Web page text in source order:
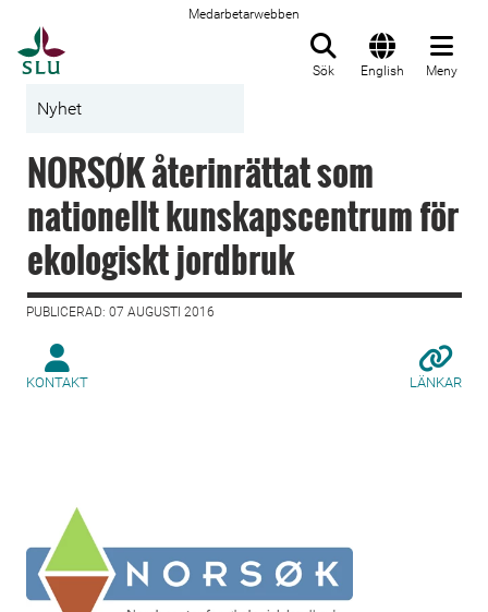
Medarbetarwebben
Sök English Meny
Nyhet
NORSØK återinrättat som
nationellt kunskapscentrum för
ekologiskt jordbruk
PUBLICERAD: 07 AUGUSTI 2016
KONTAKT LÄNKAR